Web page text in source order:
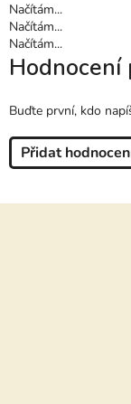
Načítám...
Načítám...
Načítám...
Hodnocení
Buďte první, kdo
Přidat